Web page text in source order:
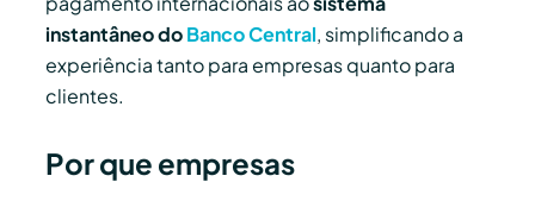
instantâneo doBanco Central, simplificando a
experiência tanto para empresas quanto para
clientes.
Por que empresas